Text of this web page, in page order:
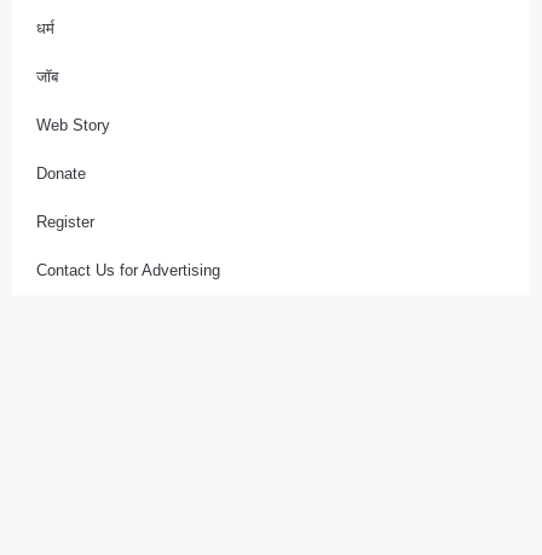
धर्म
जॉब
Web Story
Donate
Register
Contact Us for Advertising